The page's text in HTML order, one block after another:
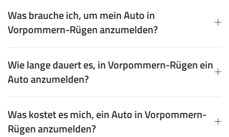
Was brauche ich, um mein Auto in
Vorpommern-Rügen anzumelden?
Wie lange dauert es, in Vorpommern-Rügen ein
Auto anzumelden?
Was kostet es mich, ein Auto in Vorpommern-
Rügen anzumelden?